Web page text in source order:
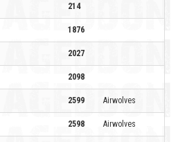
214
1876
2027
2098
2599 Airwolves
2598 Airwolves